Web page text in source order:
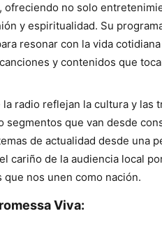
ofreciendo no solo
y espiritualidad. Su
resonar con la vida
y contenidos que
radio reflejan la cultura y las
segmentos que van desde
de actualidad desde una
cariño de la audiencia local
nos unen como nación.
Viva: